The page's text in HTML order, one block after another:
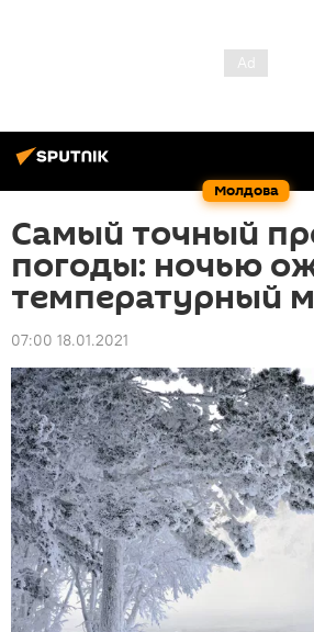
Молдова
Самый точный
погоды: ночью
температурный
07:00 18.01.2021